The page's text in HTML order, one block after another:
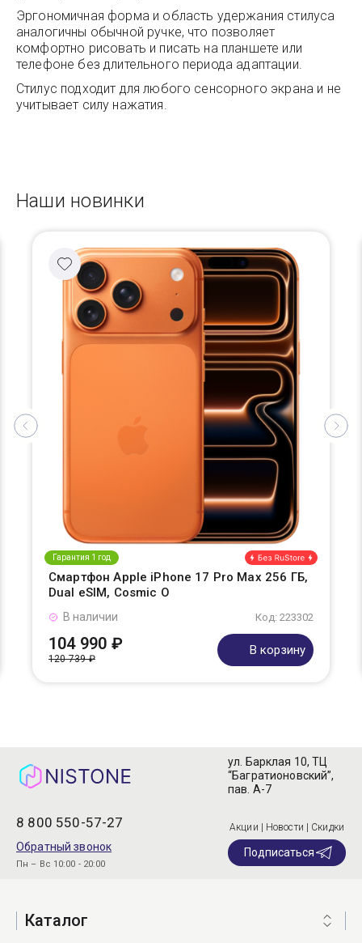
Эргономичная форма и область удержания стилуса
аналогичны обычной ручке, что позволяет
комфортно рисовать и писать на планшете или
телефоне без длительного периода адаптации.
Стилус подходит для любого сенсорного экрана и не
учитывает силу нажатия.
Наши новинки
Гарантия 1 год
Смартфон Apple iPhone 17 Pro Max 256 ГБ,
Dual eSIM, Cosmic O
Код: 223302
В наличии
104 990 ₽
120 739 ₽
В корзину
8 800 550-57-27
Обратный звонок
Пн – Вс 10:00 - 20:00
ул. Барклая 10, ТЦ
“Багратионовский”,
пав. А-7
Акции | Новости | Скидки
Подписаться
Каталог